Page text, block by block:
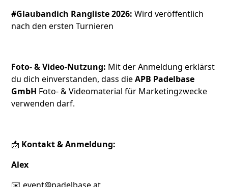
#Glaubandich Rangliste 2026: Wird veröffentlich
nach den ersten Turnieren
Foto- & Video-Nutzung: Mit der Anmeldung erklärst
du dich einverstanden, dass dieAPB Padelbase
GmbH Foto- & Videomaterial für Marketingzwecke
verwenden darf.
📩 Kontakt & Anmeldung:
Alex